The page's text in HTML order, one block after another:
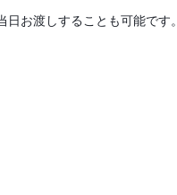
お渡しすることも可能です。